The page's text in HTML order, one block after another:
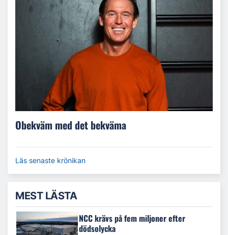
Obekväm med det bekväma
Läs senaste krönikan
MEST LÄSTA
NCC krävs på fem miljoner efter
dödsolycka